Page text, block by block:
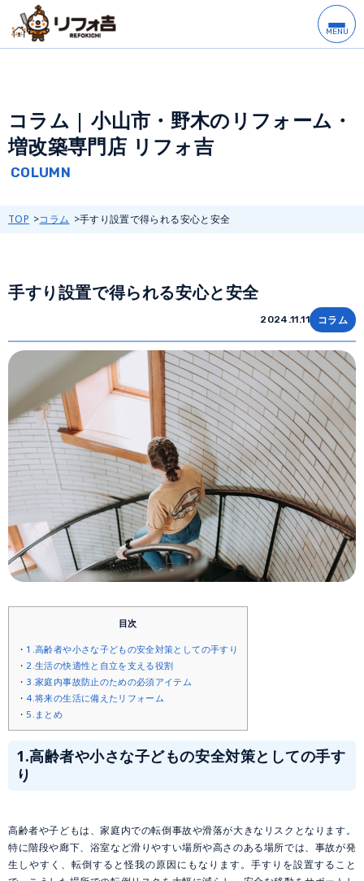
コラム | 小山市・野木のリフォーム・
増改築専門店 リフォ吉
TOP コラム 手すり設置で得られる安心と安全
手すり設置で得られる安心と安全
2024.11.11 コラム
目次
1.高齢者や小さな子どもの安全対策としての手すり
2.生活の快適性と自立を支える役割
3.家庭内事故防止のための必須アイテム
4.将来の生活に備えたリフォーム
5.まとめ
1.高齢者や小さな子どもの安全対策としての手す
り
高齢者や子どもは、家庭内での転倒事故や滑落が大きなリスクとなります。
特に階段や廊下、浴室など滑りやすい場所や高さのある場所では、事故が発
生しやすく、転倒すると怪我の原因にもなります。手すりを設置すること